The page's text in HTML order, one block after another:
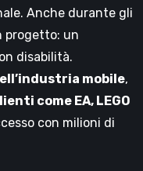
Anche durante gli
progetto: un
disabilità.
mobile,
come EA, LEGO
con milioni di